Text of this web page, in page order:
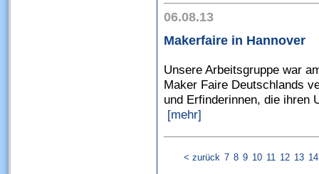
06.08.13
Makerfaire in Hannover
Unsere Arbeitsgruppe war
Maker Faire Deutschlands
und Erfinderinnen, die ihren
[mehr]
< zurück 7 8 9 10 11 12 13 14